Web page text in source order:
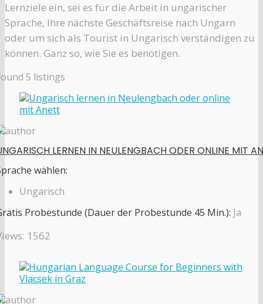
Lernziele ein, sei es für die Arbeit in ungarischer
Sprache, Ihre nächste Geschäftsreise nach Ungarn
oder um sich als Tourist in Ungarisch verständigen zu
können. Ganz so, wie Sie es benötigen.
5 listings
LERNEN IN NEULENGBACH ODER ONLINE MIT AN
wählen:
Ungarisch
Probestunde (Dauer der Probestunde 45 Min.): Ja
1562